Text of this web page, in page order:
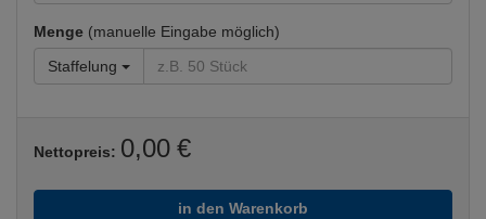
Menge (manuelle Eingabe möglich)
Staffelung
Nettopreis: 0,00 €
in den Warenkorb